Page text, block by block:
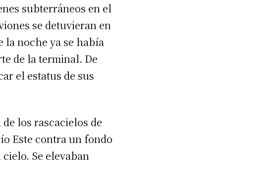
subterráneos en el
se detuvieran en
la noche ya se había
de la terminal. De
el estatus de sus
los rascacielos de
Este contra un fondo
Se elevaban